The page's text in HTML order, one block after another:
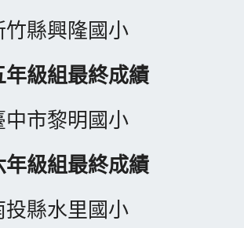
縣興隆國小
級組最終成績
市黎明國小
級組最終成績
縣水里國小